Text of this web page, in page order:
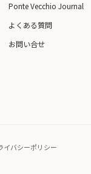
Ponte Vecchio Journal
よくある質問
お問い合せ
イバシーポリシー